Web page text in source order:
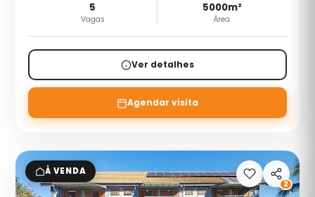
5
Vagas
5000m²
Área
Ver detalhes
Agendar visita
À VENDA
2